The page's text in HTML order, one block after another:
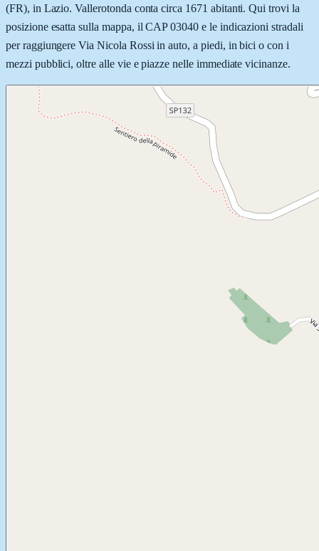
(FR), in Lazio. Vallerotonda conta circa 1671 abitanti. Qui trovi la
posizione esatta sulla mappa, il CAP 03040 e le indicazioni stradali
per raggiungere Via Nicola Rossi in auto, a piedi, in bici o con i
mezzi pubblici, oltre alle vie e piazze nelle immediate vicinanze.